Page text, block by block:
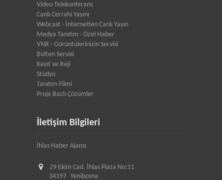
Video Telekonferans
Canlı Cerrahi Yayını
Webcast - İnternetten Canlı Yayın
Medya Tanıtım - Özel Haber
VNR - Görüntülerinizin Servisi
Bülten Servisi
Kayıt ve Reji
Stüdyo
Tanıtım Filmi
Proje Bazlı Çözümler
İletişim Bilgileri
İhlas Haber Ajansı
29 Ekim Cad. İhlas Plaza No:11
34197 Yenibosna